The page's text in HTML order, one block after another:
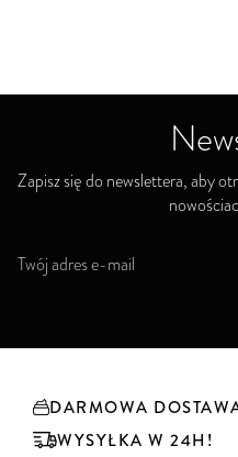
Zapisz się do newslettera, aby
S
k
DARMOWA
WYSYŁKA W 24H!